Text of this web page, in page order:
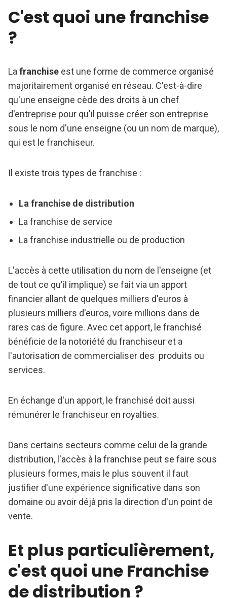
C'est quoi une franchise
?
La franchise est une forme de commerce organisé
majoritairement organisé en réseau. C'est-à-dire
qu'une enseigne cède des droits à un chef
d'entreprise pour qu'il puisse créer son entreprise
sous le nom d'une enseigne (ou un nom de marque),
qui est le franchiseur.
Il existe trois types de franchise :
La franchise de distribution
La franchise de service
La franchise industrielle ou de production
L'accès à cette utilisation du nom de l'enseigne (et
de tout ce qu'il implique) se fait via un apport
financier allant de quelques milliers d'euros à
plusieurs milliers d'euros, voire millions dans de
rares cas de figure. Avec cet apport, le franchisé
bénéficie de la notoriété du franchiseur et a
l'autorisation de commercialiser des produits ou
services.
En échange d'un apport, le franchisé doit aussi
rémunérer le franchiseur en royalties.
Dans certains secteurs comme celui de la grande
distribution, l'accès à la franchise peut se faire sous
plusieurs formes, mais le plus souvent il faut
justifier d'une expérience significative dans son
domaine ou avoir déjà pris la direction d'un point de
vente.
Et plus particulièrement,
c'est quoi une Franchise
de distribution ?